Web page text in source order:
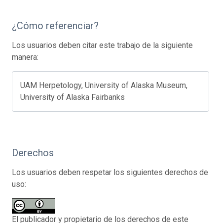
¿Cómo referenciar?
Los usuarios deben citar este trabajo de la siguiente
manera:
UAM Herpetology, University of Alaska Museum,
University of Alaska Fairbanks
Derechos
Los usuarios deben respetar los siguientes derechos de
uso:
El publicador y propietario de los derechos de este